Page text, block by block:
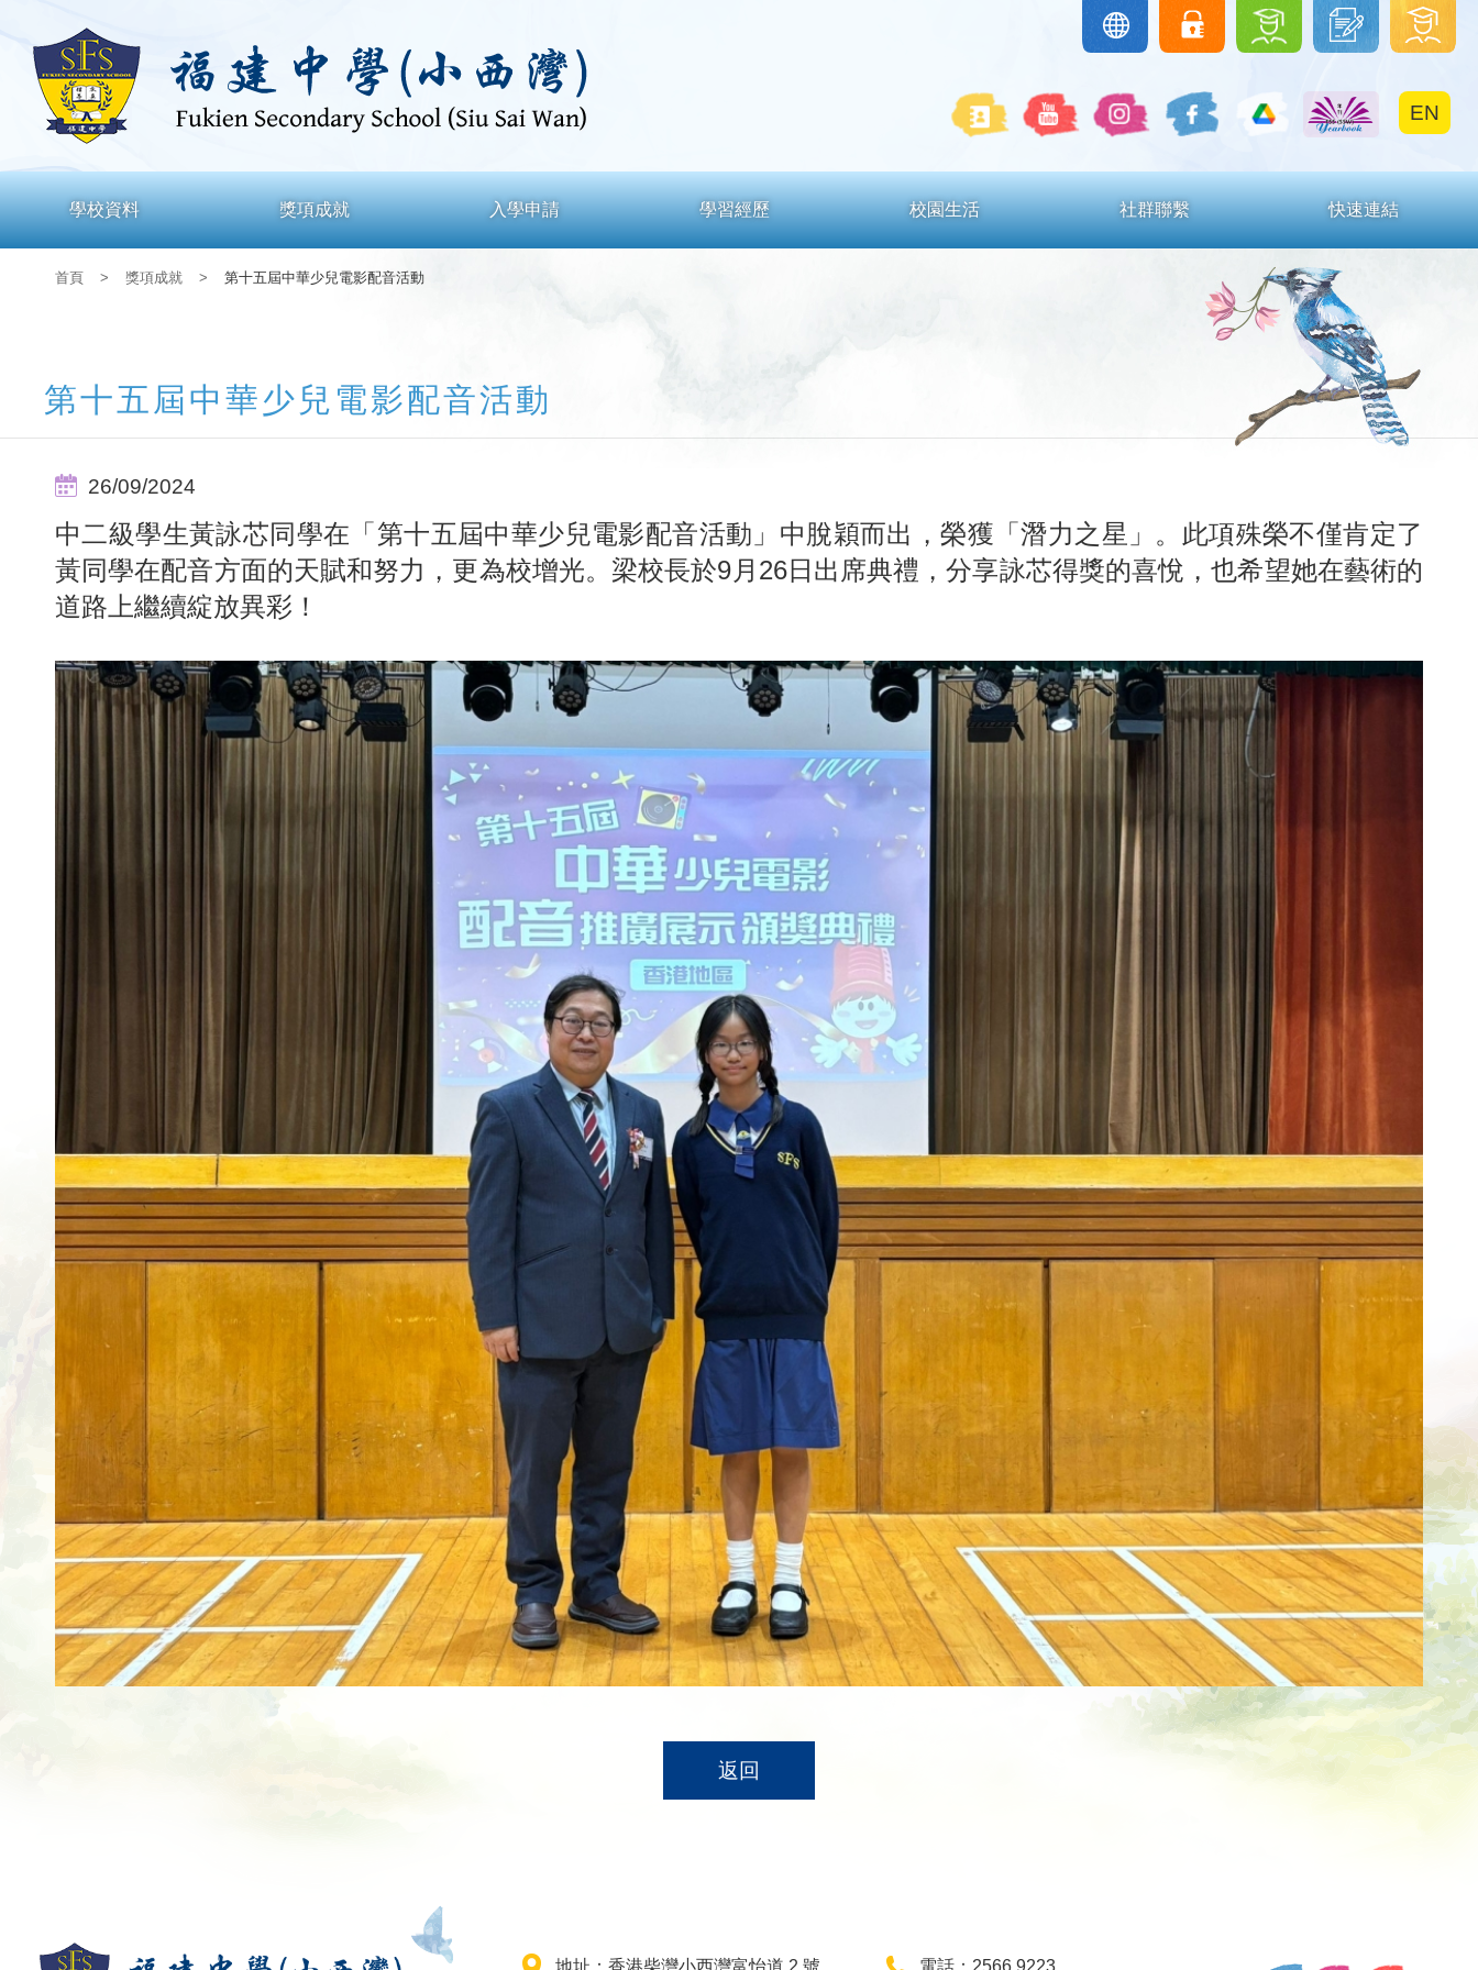
學
生
區
下
載
圖
書
eClass
Google
Classroom
EN
學校資料 獎項成就 入學申請 學習經歷 校園生活 社群聯繫 快速連結
首頁 > 獎項成就 > 第十五屆中華少兒電影配音活動
第十五屆中華少兒電影配音活動
26/09/2024
中二級學生黃詠芯同學在「第十五屆中華少兒電影配音活動」中脫穎而出，榮獲「潛力之星」。此項殊榮不僅肯定了
黃同學在配音方面的天賦和努力，更為校增光。梁校長於9月26日出席典禮，分享詠芯得獎的喜悅，也希望她在藝術的
道路上繼續綻放異彩！
返回
地址：香港柴灣小西灣富怡道 2 號 電話：2566 9223